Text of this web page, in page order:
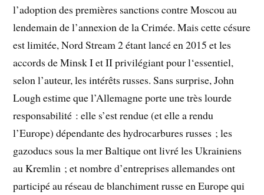
l’adoption des premières sanctions contre Moscou au
lendemain de l’annexion de la Crimée. Mais cette césure
est limitée, Nord Stream 2 étant lancé en 2015 et les
accords de Minsk I et II privilégiant pour l‘essentiel,
selon l’auteur, les intérêts russes. Sans surprise, John
Lough estime que l’Allemagne porte une très lourde
responsabilité : elle s’est rendue (et elle a rendu
l’Europe) dépendante des hydrocarbures russes ; les
gazoducs sous la mer Baltique ont livré les Ukrainiens
au Kremlin ; et nombre d’entreprises allemandes ont
participé au réseau de blanchiment russe en Europe qui